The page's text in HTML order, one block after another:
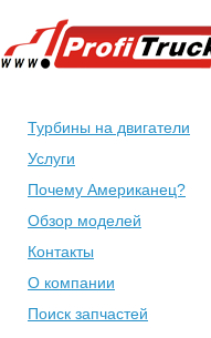
Турбины на двигатели
Услуги
Почему Американец?
Обзор моделей
Контакты
О компании
Поиск запчастей